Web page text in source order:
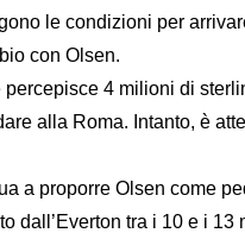
le condizioni per
con Olsen.
percepisce 4 milioni di
alla Roma. Intanto, è
a proporre Olsen come
dall’Everton tra i 10 e i